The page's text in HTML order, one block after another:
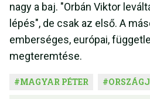
nagy a baj. "Orbán Viktor
lépés", de csak az első. A
emberséges, európai,
megteremtése.
#MAGYAR PÉTER #